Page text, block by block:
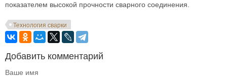
показателем высокой прочности сварного соединения.
Технология сварки
Добавить комментарий
Ваше имя